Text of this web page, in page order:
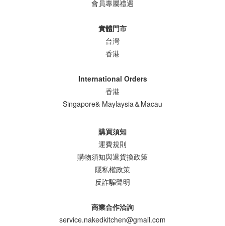
會員專屬禮遇
實體門市
台灣
香港
International Orders
香港
Singapore& Maylaysia＆Macau
購買須知
運費規則
購物須知與退貨換政策
隱私權政策
反詐騙聲明
商業合作洽詢
service.nakedkitchen@gmail.com